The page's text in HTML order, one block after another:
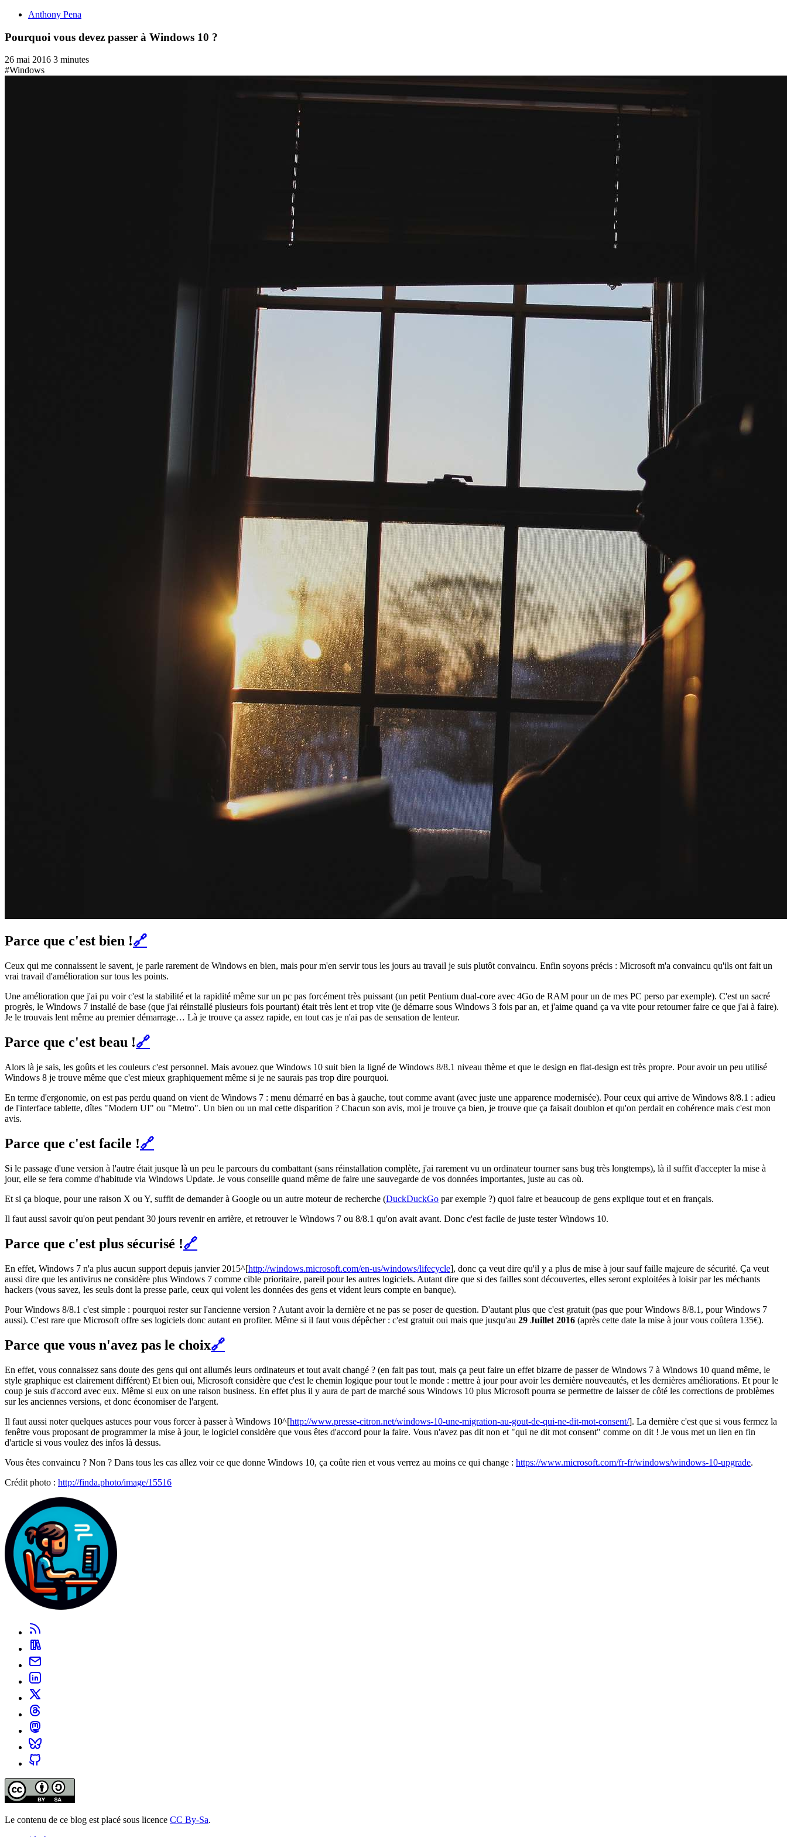
Anthony Pena
Pourquoi vous devez passer à Windows 10 ?
26 mai 2016 3 minutes
#Windows
Parce que c'est bien !🔗
Ceux qui me connaissent le savent, je parle rarement de Windows en bien, mais pour m'en servir tous les jours au travail je suis plutôt convaincu. Enfin soyons précis : Microsoft m'a convaincu qu'ils ont fait un
vrai travail d'amélioration sur tous les points.
Une amélioration que j'ai pu voir c'est la stabilité et la rapidité même sur un pc pas forcément très puissant (un petit Pentium dual-core avec 4Go de RAM pour un de mes PC perso par exemple). C'est un sacré
progrès, le Windows 7 installé de base (que j'ai réinstallé plusieurs fois pourtant) était très lent et trop vite (je démarre sous Windows 3 fois par an, et j'aime quand ça va vite pour retourner faire ce que j'ai à faire).
Je le trouvais lent même au premier démarrage… Là je trouve ça assez rapide, en tout cas je n'ai pas de sensation de lenteur.
Parce que c'est beau !🔗
Alors là je sais, les goûts et les couleurs c'est personnel. Mais avouez que Windows 10 suit bien la ligné de Windows 8/8.1 niveau thème et que le design en flat-design est très propre. Pour avoir un peu utilisé
Windows 8 je trouve même que c'est mieux graphiquement même si je ne saurais pas trop dire pourquoi.
En terme d'ergonomie, on est pas perdu quand on vient de Windows 7 : menu démarré en bas à gauche, tout comme avant (avec juste une apparence modernisée). Pour ceux qui arrive de Windows 8/8.1 : adieu
de l'interface tablette, dîtes "Modern UI" ou "Metro". Un bien ou un mal cette disparition ? Chacun son avis, moi je trouve ça bien, je trouve que ça faisait doublon et qu'on perdait en cohérence mais c'est mon
avis.
Parce que c'est facile !🔗
Si le passage d'une version à l'autre était jusque là un peu le parcours du combattant (sans réinstallation complète, j'ai rarement vu un ordinateur tourner sans bug très longtemps), là il suffit d'accepter la mise à
jour, elle se fera comme d'habitude via Windows Update. Je vous conseille quand même de faire une sauvegarde de vos données importantes, juste au cas où.
Et si ça bloque, pour une raison X ou Y, suffit de demander à Google ou un autre moteur de recherche (DuckDuckGo par exemple ?) quoi faire et beaucoup de gens explique tout et en français.
Il faut aussi savoir qu'on peut pendant 30 jours revenir en arrière, et retrouver le Windows 7 ou 8/8.1 qu'on avait avant. Donc c'est facile de juste tester Windows 10.
Parce que c'est plus sécurisé !🔗
En effet, Windows 7 n'a plus aucun support depuis janvier 2015^[http://windows.microsoft.com/en-us/windows/lifecycle], donc ça veut dire qu'il y a plus de mise à jour sauf faille majeure de sécurité. Ça veut
aussi dire que les antivirus ne considère plus Windows 7 comme cible prioritaire, pareil pour les autres logiciels. Autant dire que si des failles sont découvertes, elles seront exploitées à loisir par les méchants
hackers (vous savez, les seuls dont la presse parle, ceux qui volent les données des gens et vident leurs compte en banque).
Pour Windows 8/8.1 c'est simple : pourquoi rester sur l'ancienne version ? Autant avoir la dernière et ne pas se poser de question. D'autant plus que c'est gratuit (pas que pour Windows 8/8.1, pour Windows 7
aussi). C'est rare que Microsoft offre ses logiciels donc autant en profiter. Même si il faut vous dépêcher : c'est gratuit oui mais que jusqu'au 29 Juillet 2016 (après cette date la mise à jour vous coûtera 135€).
Parce que vous n'avez pas le choix🔗
En effet, vous connaissez sans doute des gens qui ont allumés leurs ordinateurs et tout avait changé ? (en fait pas tout, mais ça peut faire un effet bizarre de passer de Windows 7 à Windows 10 quand même, le
style graphique est clairement différent) Et bien oui, Microsoft considère que c'est le chemin logique pour tout le monde : mettre à jour pour avoir les dernière nouveautés, et les dernières améliorations. Et pour le
coup je suis d'accord avec eux. Même si eux on une raison business. En effet plus il y aura de part de marché sous Windows 10 plus Microsoft pourra se permettre de laisser de côté les corrections de problèmes
sur les anciennes versions, et donc économiser de l'argent.
Il faut aussi noter quelques astuces pour vous forcer à passer à Windows 10^[http://www.presse-citron.net/windows-10-une-migration-au-gout-de-qui-ne-dit-mot-consent/]. La dernière c'est que si vous fermez la
fenêtre vous proposant de programmer la mise à jour, le logiciel considère que vous êtes d'accord pour la faire. Vous n'avez pas dit non et "qui ne dit mot consent" comme on dit ! Je vous met un lien en fin
d'article si vous voulez des infos là dessus.
Vous êtes convaincu ? Non ? Dans tous les cas allez voir ce que donne Windows 10, ça coûte rien et vous verrez au moins ce qui change : https://www.microsoft.com/fr-fr/windows/windows-10-upgrade.
Crédit photo : http://finda.photo/image/15516
Le contenu de ce blog est placé sous licence CC By-Sa.